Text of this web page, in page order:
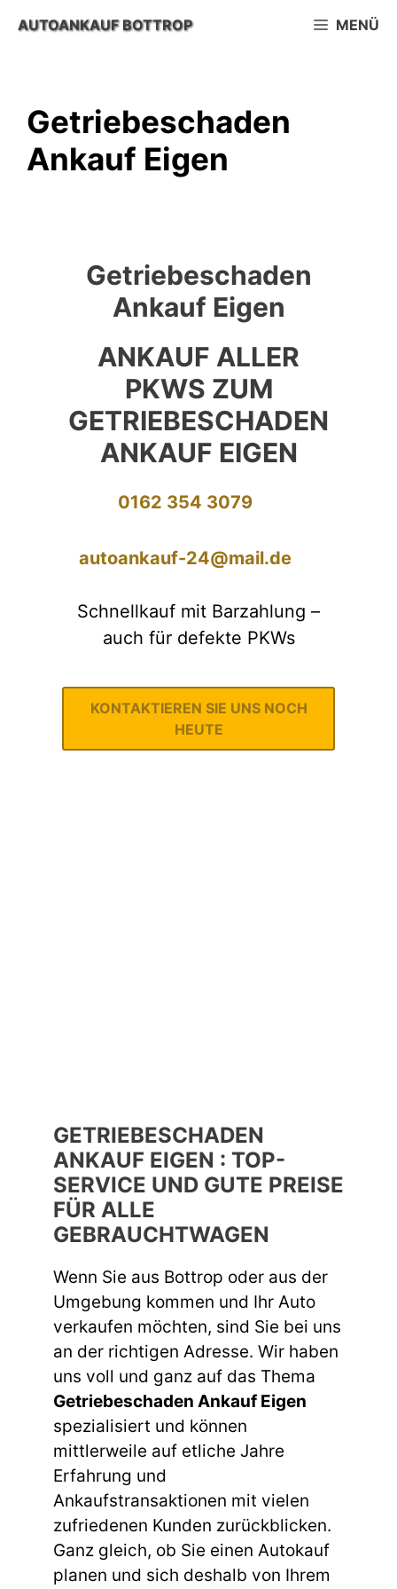
InhaltAUTOANKAUF BOTTROP MENÜ
Getriebeschaden
Ankauf Eigen
Getriebeschaden
Ankauf Eigen
ANKAUF ALLER
PKWS ZUM
GETRIEBESCHADEN
ANKAUF EIGEN
0162 354 3079
autoankauf-24@mail.de
Schnellkauf mit Barzahlung –
auch für defekte PKWs
KONTAKTIEREN SIE UNS NOCH
HEUTE
GETRIEBESCHADEN
ANKAUF EIGEN : TOP-
SERVICE UND GUTE PREISE
FÜR ALLE
GEBRAUCHTWAGEN
Wenn Sie aus Bottrop oder aus der
Umgebung kommen und Ihr Auto
verkaufen möchten, sind Sie bei uns
an der richtigen Adresse. Wir haben
uns voll und ganz auf das Thema
Getriebeschaden Ankauf Eigen
spezialisiert und können
mittlerweile auf etliche Jahre
Erfahrung und
Ankaufstransaktionen mit vielen
zufriedenen Kunden zurückblicken.
Ganz gleich, ob Sie einen Autokauf
planen und sich deshalb von Ihrem